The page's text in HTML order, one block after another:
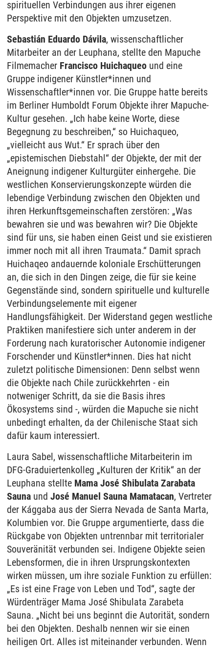
spirituellen Verbindungen aus ihrer eigenen
Perspektive mit den Objekten umzusetzen.
Sebastián Eduardo Dávila, wissenschaftlicher
Mitarbeiter an der Leuphana, stellte den Mapuche
Filmemacher Francisco Huichaqueo und eine
Gruppe indigener Künstler*innen und
Wissenschaftler*innen vor. Die Gruppe hatte bereits
im Berliner Humboldt Forum Objekte ihrer Mapuche-
Kultur gesehen. „Ich habe keine Worte, diese
Begegnung zu beschreiben,“ so Huichaqueo,
„vielleicht aus Wut.“ Er sprach über den
„epistemischen Diebstahl“ der Objekte, der mit der
Aneignung indigener Kulturgüter einhergehe. Die
westlichen Konservierungskonzepte würden die
lebendige Verbindung zwischen den Objekten und
ihren Herkunftsgemeinschaften zerstören: „Was
bewahren sie und was bewahren wir? Die Objekte
sind für uns, sie haben einen Geist und sie existieren
immer noch mit all ihren Traumata.“ Damit sprach
Huichaqeo andauernde koloniale Erschütterungen
an, die sich in den Dingen zeige, die für sie keine
Gegenstände sind, sondern spirituelle und kulturelle
Verbindungselemente mit eigener
Handlungsfähigkeit. Der Widerstand gegen westliche
Praktiken manifestiere sich unter anderem in der
Forderung nach kuratorischer Autonomie indigener
Forschender und Künstler*innen. Dies hat nicht
zuletzt politische Dimensionen: Denn selbst wenn
die Objekte nach Chile zurückkehrten - ein
notweniger Schritt, da sie die Basis ihres
Ökosystems sind -, würden die Mapuche sie nicht
unbedingt erhalten, da der Chilenische Staat sich
dafür kaum interessiert.
Laura Sabel, wissenschaftliche Mitarbeiterin im
DFG-Graduiertenkolleg „Kulturen der Kritik“ an der
Leuphana stellte Mama José Shibulata Zarabata
Sauna und José Manuel Sauna Mamatacan, Vertreter
der Kággaba aus der Sierra Nevada de Santa Marta,
Kolumbien vor. Die Gruppe argumentierte, dass die
Rückgabe von Objekten untrennbar mit territorialer
Souveränität verbunden sei. Indigene Objekte seien
Lebensformen, die in ihren Ursprungskontexten
wirken müssen, um ihre soziale Funktion zu erfüllen:
„Es ist eine Frage von Leben und Tod“, sagte der
Würdenträger Mama José Shibulata Zarabeta
Sauna. „Nicht bei uns beginnt die Autorität, sondern
bei den Objekten. Deshalb nennen wir sie einen
heiligen Ort. Alles ist miteinander verbunden. Wenn